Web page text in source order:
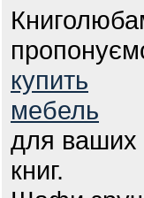
купить
мебель
для ваших
книг.